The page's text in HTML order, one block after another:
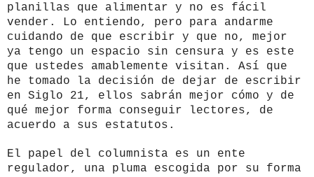
planillas que alimentar y no es fácil
vender. Lo entiendo, pero para andarme
cuidando de que escribir y que no, mejor
ya tengo un espacio sin censura y es este
que ustedes amablemente visitan. Así que
he tomado la decisión de dejar de escribir
en Siglo 21, ellos sabrán mejor cómo y de
qué mejor forma conseguir lectores, de
acuerdo a sus estatutos.
El papel del columnista es un ente
regulador, una pluma escogida por su forma